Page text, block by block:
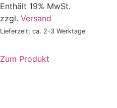
Enthält 19% MwSt.
zzgl. Versand
Lieferzeit: ca. 2-3 Werktage
Zum Produkt